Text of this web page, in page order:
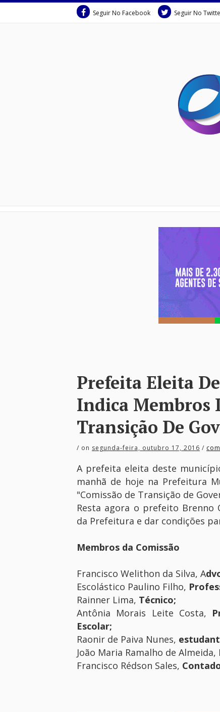
Seguir No Facebook Seguir No
Prefeita Eleita
Indica Membros
Transição De
/ on segunda-feira, outubro 17, 2016 /
A prefeita eleita deste
manhã de hoje na Prefeitura
"Comissão de Transição de
Resta agora o prefeito
da Prefeitura e dar condições
Membros da Comissão
Francisco Welithon da Silva, A
Escolástico Paulino Filho,
Rainner Lima, Técnico;
Antônia Morais Leite Costa,
Escolar;
Raonir de Paiva Nunes,
João Maria Ramalho de Almeida,
Francisco Rédson Sales,